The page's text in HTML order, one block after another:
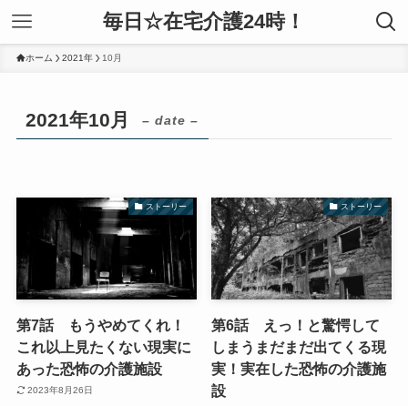
毎日☆在宅介護24時！
ホーム 2021年 10月
2021年10月 – date –
ストーリー
第7話 もうやめてくれ！
これ以上見たくない現実に
あった恐怖の介護施設
2023年8月26日
ストーリー
第6話 えっ！と驚愕して
しまうまだまだ出てくる現
実！実在した恐怖の介護施
設